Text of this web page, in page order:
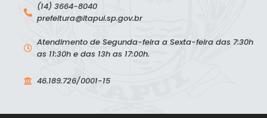
(14) 3664-8040
prefeitura@itapui.sp.gov.br
Atendimento de Segunda-feira a Sexta-feira das 7:30h
as 11:30h e das 13h as 17:00h.
46.189.726/0001-15